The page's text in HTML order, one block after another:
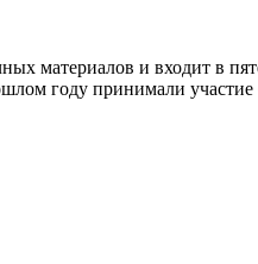
материалов и входит в
году принимали